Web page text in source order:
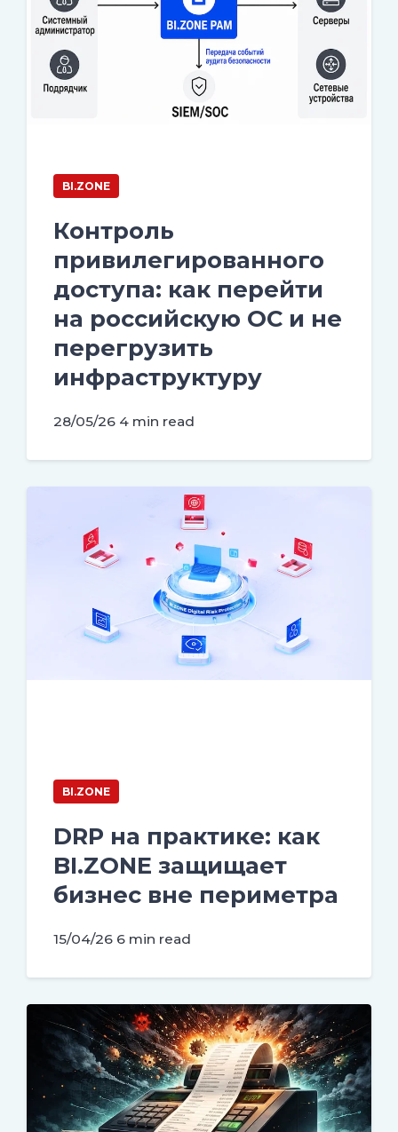
BI.ZONE
Контроль
привилегированного
доступа: как перейти
на российскую ОС и не
перегрузить
инфраструктуру
28/05/26 4 min read
BI.ZONE
DRP на практике: как
BI.ZONE защищает
бизнес вне периметра
15/04/26 6 min read